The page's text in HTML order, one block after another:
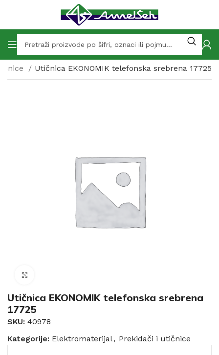
Utičnica EKONOMIK telefonska srebrena 17725
Utičnica EKONOMIK telefonska srebrena
17725
SKU: 40978
Kategorije: Elektromaterijal, Prekidači i utičnice